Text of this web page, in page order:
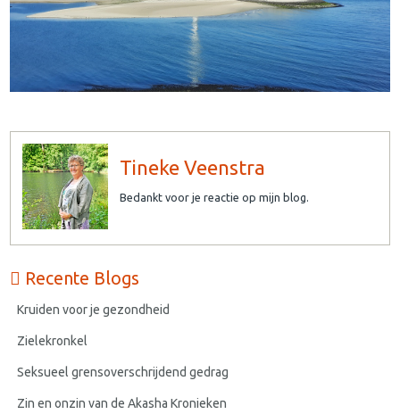
Tineke Veenstra
Bedankt voor je reactie op mijn blog.
Recente Blogs
Kruiden voor je gezondheid
Zielekronkel
Seksueel grensoverschrijdend gedrag
Zin en onzin van de Akasha Kronieken